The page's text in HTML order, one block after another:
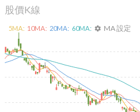
股價K線
5MA: 10MA: 20MA: 60MA: settings MA 設定